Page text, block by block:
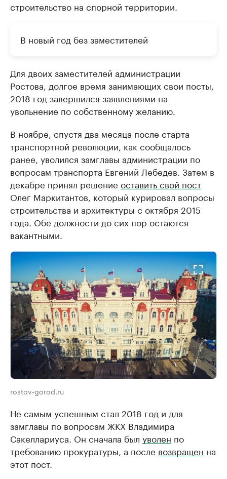
строительство на спорной территории.
В новый год без заместителей
Для двоих заместителей администрации
Ростова, долгое время занимающих свои посты,
2018 год завершился заявлениями на
увольнение по собственному желанию.
В ноябре, спустя два месяца после старта
транспортной революции, как сообщалось
ранее, уволился замглавы администрации по
вопросам транспорта Евгений Лебедев. Затем в
декабре принял решение оставить свой пост
Олег Маркитантов, который курировал вопросы
строительства и архитектуры с октября 2015
года. Обе должности до сих пор остаются
вакантными.
rostov-gorod.ru
Не самым успешным стал 2018 год и для
замглавы по вопросам ЖКХ Владимира
Сакеллариуса. Он сначала был уволен по
требованию прокуратуры, а после возвращен на
этот пост.